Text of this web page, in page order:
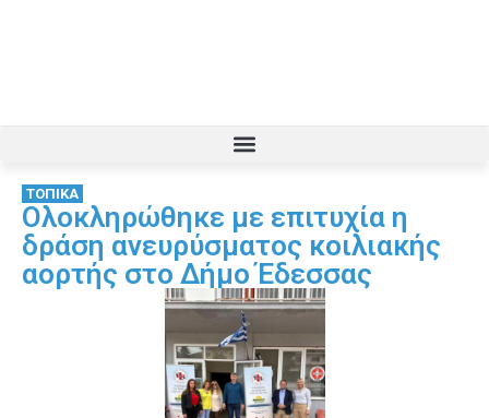
ΤΟΠΙΚΑ
Ολοκληρώθηκε με επιτυχία η
δράση ανευρύσματος κοιλιακής
αορτής στο Δήμο Έδεσσας